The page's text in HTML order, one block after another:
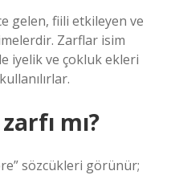
gelen, fiili etkileyen ve
Zarflar isim
iyelik ve çokluk ekleri
mı?
sözcükleri görünür;